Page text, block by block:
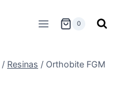
0
/ Resinas / Orthobite FGM